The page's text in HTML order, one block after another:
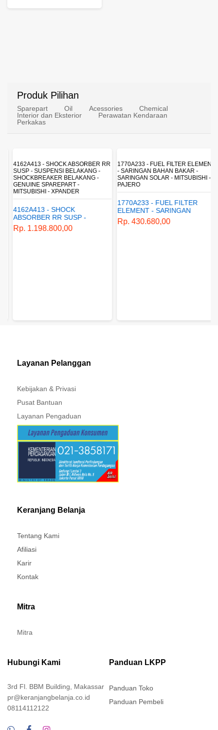
Produk Pilihan
Sparepart Oil Acessories
Chemical
Interior dan Eksterior
Perawatan Kendaraan
Perkakas
4162A413 - SHOCK ABSORBER RR
SUSP - SUSPENSI BELAKANG -
SHOCKBREAKER BELAKANG -
GENUINE SPAREPART -
MITSUBISHI - XPANDER
4162A413 - SHOCK
ABSORBER RR SUSP -
SUSPENSI BELAKANG -
SHOCKBREAKER BELAKANG
Rp. 1.198.800,00
1770A233 - FUEL FILTER ELEMENT
- SARINGAN BAHAN BAKAR -
SARINGAN SOLAR - MITSUBISHI -
PAJERO
1770A233 - FUEL FILTER
ELEMENT - SARINGAN
BAHAN BAKAR - SARINGAN
SOLAR - MITSUBISHI -
Rp. 430.680,00
Layanan Pelanggan
Kebijakan & Privasi
Pusat Bantuan
Layanan Pengaduan
Keranjang Belanja
Tentang Kami
Afiliasi
Karir
Kontak
Mitra
Mitra
Hubungi Kami
3rd Fl. BBM Building, Makassar
pr@keranjangbelanja.co.id
08114112122
Panduan LKPP
Panduan Toko
Panduan Pembeli